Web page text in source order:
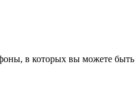
в которых вы можете быть